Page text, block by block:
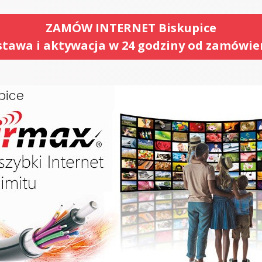
ZAMÓW INTERNET Biskupice
i aktywacja w 24 godziny od